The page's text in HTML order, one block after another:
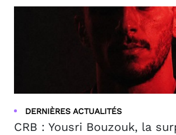
DERNIÈRES ACTUALITÉS
CRB : Yousri Bouzouk, la